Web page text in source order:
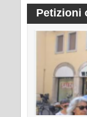
Petizioni